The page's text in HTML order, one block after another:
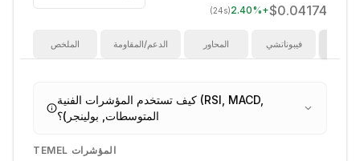
$0.04174
+
2.40%
(24s)
الملخص الدعم/المقاومة المحاور فيبوناتشي
كيف تستخدم المؤشرات الفنية (RSI, MACD,
المتوسطات, بولينجر)؟
TEMEL المؤشرات